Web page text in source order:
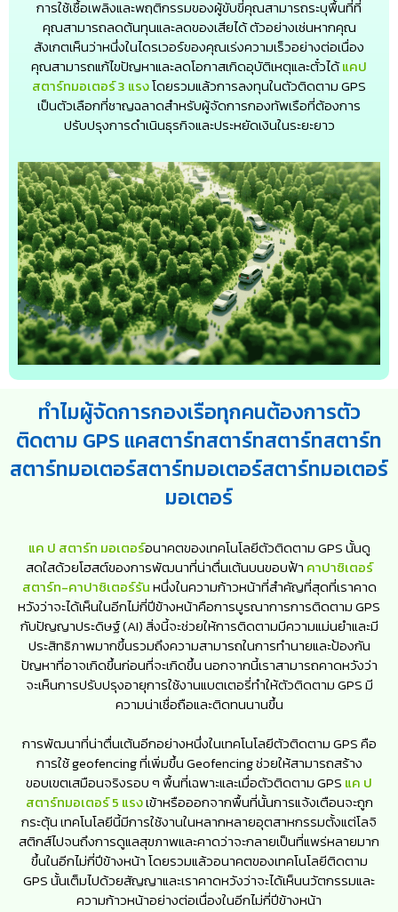
การใช้เชื้อเพลิงและพฤติกรรมของผู้ขับขี่คุณสามารถระบุพื้นที่ที่
คุณสามารถลดต้นทุนและลดของเสียได้ ตัวอย่างเช่นหากคุณ
สังเกตเห็นว่าหนึ่งในไดรเวอร์ของคุณเร่งความเร็วอย่างต่อเนื่อง
คุณสามารถแก้ไขปัญหาและลดโอกาสเกิดอุบัติเหตุและตั๋วได้แคป
สตาร์ทมอเตอร์ 3 แรงโดยรวมแล้วการลงทุนในตัวติดตาม GPS
เป็นตัวเลือกที่ชาญฉลาดสำหรับผู้จัดการกองทัพเรือที่ต้องการ
ปรับปรุงการดำเนินธุรกิจและประหยัดเงินในระยะยาว
ทำไมผู้จัดการกองเรือทุกคนต้องการตัว
ติดตาม GPS แคสตาร์ทสตาร์ทสตาร์ทสตาร์ท
สตาร์ทมอเตอร์สตาร์ทมอเตอร์สตาร์ทมอเตอร์
มอเตอร์
แค ป สตาร์ท มอเตอร์อนาคตของเทคโนโลยีตัวติดตาม GPS นั้นดู
สดใสด้วยโฮสต์ของการพัฒนาที่น่าตื่นเต้นบนขอบฟ้า คาปาซิเตอร์
สตาร์ท-คาปาซิเตอร์รันหนึ่งในความก้าวหน้าที่สำคัญที่สุดที่เราคาด
หวังว่าจะได้เห็นในอีกไม่กี่ปีข้างหน้าคือการบูรณาการการติดตาม GPS
กับปัญญาประดิษฐ์ (AI) สิ่งนี้จะช่วยให้การติดตามมีความแม่นยำและมี
ประสิทธิภาพมากขึ้นรวมถึงความสามารถในการทำนายและป้องกัน
ปัญหาที่อาจเกิดขึ้นก่อนที่จะเกิดขึ้น นอกจากนี้เราสามารถคาดหวังว่า
จะเห็นการปรับปรุงอายุการใช้งานแบตเตอรี่ทำให้ตัวติดตาม GPS มี
ความน่าเชื่อถือและติดทนนานขึ้น
การพัฒนาที่น่าตื่นเต้นอีกอย่างหนึ่งในเทคโนโลยีตัวติดตาม GPS คือ
การใช้ geofencing ที่เพิ่มขึ้น Geofencing ช่วยให้สามารถสร้าง
ขอบเขตเสมือนจริงรอบ ๆ พื้นที่เฉพาะและเมื่อตัวติดตาม GPS แค ป
สตาร์ทมอเตอร์ 5 แรงเข้าหรือออกจากพื้นที่นั้นการแจ้งเตือนจะถูก
กระตุ้น เทคโนโลยีนี้มีการใช้งานในหลากหลายอุตสาหกรรมตั้งแต่โลจิ
สติกส์ไปจนถึงการดูแลสุขภาพและคาดว่าจะกลายเป็นที่แพร่หลายมาก
ขึ้นในอีกไม่กี่ปีข้างหน้า โดยรวมแล้วอนาคตของเทคโนโลยีติดตาม
GPS นั้นเต็มไปด้วยสัญญาและเราคาดหวังว่าจะได้เห็นนวัตกรรมและ
ความก้าวหน้าอย่างต่อเนื่องในอีกไม่กี่ปีข้างหน้า